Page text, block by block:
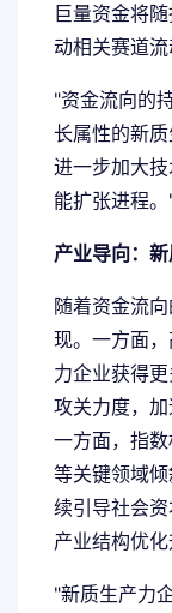
巨量资金将
动相关赛道流
"资金流向的
长属性的新
进一步加大
能扩张进程
产业导向：
随着资金流
现。一方面
力企业获得
攻关力度，
一方面，指
等关键领域
续引导社会
产业结构优化
"新质生产力